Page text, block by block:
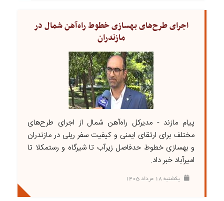
اجرای طرح‌های بهسازی خطوط راه‌آهن شمال در
مازندران
پیام مازند - مدیرکل راه‌آهن شمال از اجرای طرح‌های
مختلف برای ارتقای ایمنی و کیفیت سفر ریلی در مازندران
و بهسازی خطوط حدفاصل زیرآب تا شیرگاه و رستمکلا تا
امیرآباد خبر داد.
يکشنبه ۱۸ مرداد ۱۴۰۵